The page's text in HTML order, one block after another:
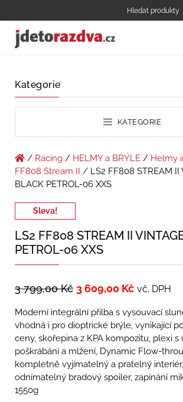
Kategorie
KATEGORIE
/ Racing / HELMY a BRÝLE / Helmy
FF808 Stream II
/ LS2 FF808 STREAM II
BLACK PETROL-06 XXS
Sleva!
LS2 FF808 STREAM II
PETROL-06 XXS
3 799,00Kč 3 609,00 Kč vč. DPH
Moderní integrální přilba s vysouvací
vhodná i pro dioptrické brýle, vynikající
ceny, skořepina z KPA kompozitu, plexi
poškrábání a mlžení, Dynamic Flow-­
kompletně vyjímatelný a pratelný
odnímatelný bradový spoiler, zapínání
1550g